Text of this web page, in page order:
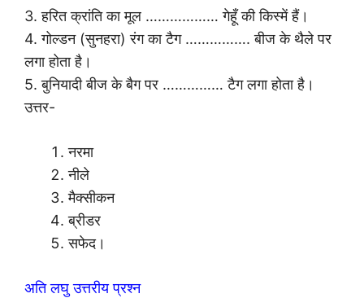
3. हरित क्रांति का मूल ……………… गेहूँ की किस्में हैं।
4. गोल्डन (सुनहरा) रंग का टैग ……………. बीज के थैले पर
लगा होता है।
5. बुनियादी बीज के बैग पर …………… टैग लगा होता है।
उत्तर-
नरमा
नीले
मैक्सीकन
ब्रीडर
सफेद।
अति लघु उत्तरीय प्रश्न